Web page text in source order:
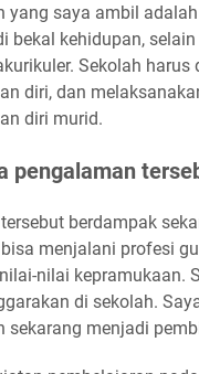
yang saya ambil
bekal kehidupan,
Sekolah
diri, dan
diri murid.
pengalaman
berdampak
menjalani profesi
nilai kepramukaan.
di sekolah.
sekarang menjadi